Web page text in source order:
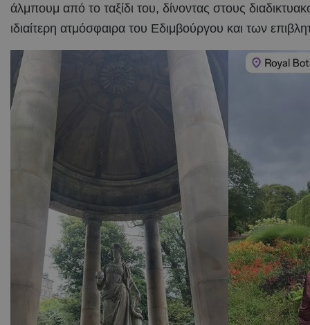
άλμπουμ από το ταξίδι του, δίνοντας στους
ιδιαίτερη ατμόσφαιρα του Εδιμβούργου και των